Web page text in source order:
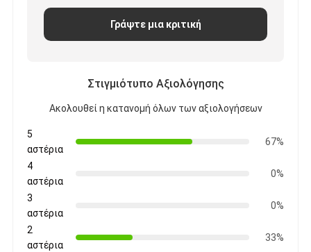
Γράψτε μια κριτική
Στιγμιότυπο Αξιολόγησης
Ακολουθεί η κατανομή όλων των αξιολογήσεων
5
αστέρια
67%
4
αστέρια
0%
3
αστέρια
0%
2
αστέρια
33%